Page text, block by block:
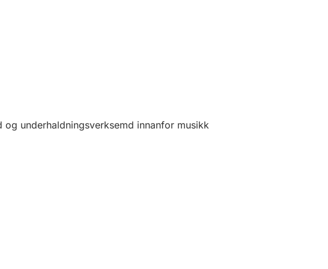
og underhaldningsverksemd innanfor musikk